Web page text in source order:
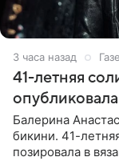
3 часа назад
41-летняя
Балерина
бикини. 41-
позировала в